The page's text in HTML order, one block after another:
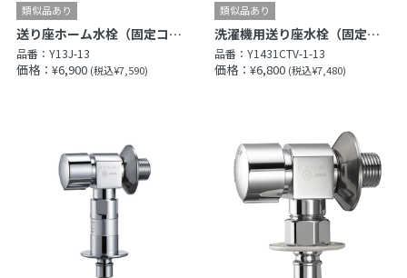
送り座ホーム水栓（固定コマ仕様）［共用形］
品番： Y13J-13
価格：¥6,900 (税込¥7,590)
洗濯機用送り座水栓（固定コマ仕様）
品番：Y1431CTV-1-13
価格：¥6,800 (税込¥7,480)